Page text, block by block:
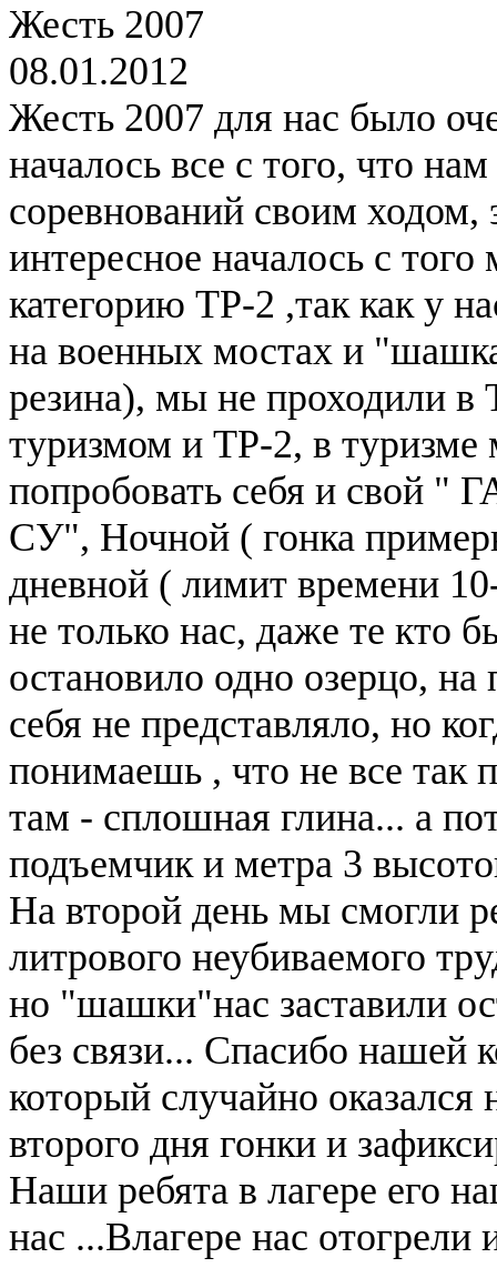
Жесть 2007
08.01.2012
Жесть 2007 для нас было
началось все с того, что
соревнований своим
интересное началось с
категорию ТР-2 ,так как у
на военных мостах и
резина), мы не проходили
туризмом и ТР-2, в
попробовать себя и свой
СУ", Ночной ( гонка
дневной ( лимит времени
не только нас, даже те кто
остановило одно озерцо, на
себя не представляло, но
понимаешь , что не все так
там - сплошная глина... а
подъемчик и метра 3
На второй день мы смогли
литрового неубиваемого
но "шашки"нас заставили
без связи... Спасибо нашей
который случайно оказался
второго дня гонки и
Наши ребята в лагере его
нас ...Влагере нас